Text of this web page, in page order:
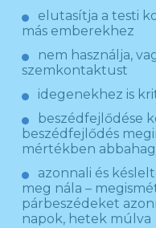
elutasítja a testi
más emberekhez
nem használja,
szemkontaktust
idegenekhez is
beszédfejlődése
beszédfejlődés
mértékben
azonnali és
meg nála –
párbeszédeket
napok, hetek múlva